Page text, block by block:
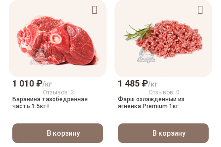
1 010 ₽/кг
Отзывов: 3
Баранина тазобедренная
часть 1.5кг+
В корзину
1 485 ₽/кг
Отзывов: 0
Фарш охлажденный из
ягненка Premium 1кг
В корзину